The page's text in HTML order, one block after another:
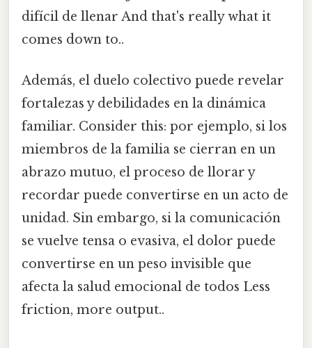
difícil de llenar And that's really what it
comes down to..
Además, el duelo colectivo puede revelar
fortalezas y debilidades en la dinámica
familiar. Consider this: por ejemplo, si los
miembros de la familia se cierran en un
abrazo mutuo, el proceso de llorar y
recordar puede convertirse en un acto de
unidad. Sin embargo, si la comunicación
se vuelve tensa o evasiva, el dolor puede
convertirse en un peso invisible que
afecta la salud emocional de todos Less
friction, more output..